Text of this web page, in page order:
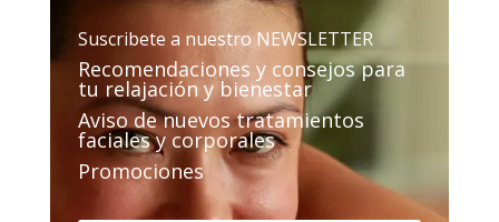
Suscribete a nuestro NEWSLETTER
Recomendaciones y consejos para
tu relajación y bienestar
Aviso de nuevos tratamientos
faciales y corporales
Promociones